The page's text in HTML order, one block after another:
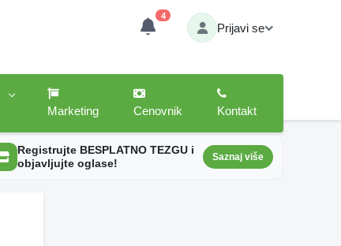
4
Prijavi se
Marketing
Cenovnik Kontakt
Registrujte BESPLATNO TEZGU i
objavljujte oglase!
Saznaj više